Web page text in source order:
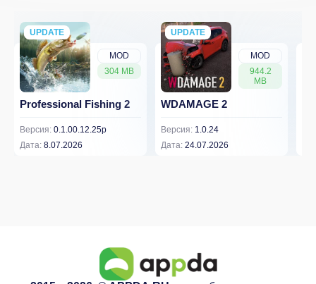
MOD
304 MB
UPDATE
NEW
Professional Fishing 2
Версия: 0.1.00.12.25p
Дата: 8.07.2026
MOD
944.2
MB
UPDATE
NEW
WDAMAGE 2
Версия: 1.0.24
Дата: 24.07.2026